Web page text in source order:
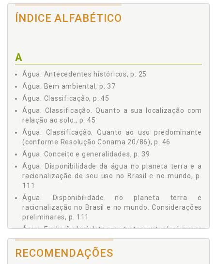
4 POLUIÇÃO DAS ÁGUAS, p. 53
4.1 Tipos de poluição, p. 56
5 RESPONSABILIDADE CIVIL AMBIENTAL, p. 65
6 EVOLUÇÃO LEGISLATIVA NO TRATAMENTO DA ÁGUA, p. 75
7 POLÍTICA NACIONAL DE RECURSOS HÍDRICOS - LEI
9.433/97, p. 87
7.1 Considerações preliminares, p. 87
7.2 Discussões que antecederam a Lei 9.433/97, p. 89
8 A INCONSTITUCIONALIDADE DO ART. 1º, INC. I, DA LEI
9.433/97, p. 95
8.1 Considerações preliminares, p. 95
8.2 Conceito e classificação de bem e domínio, p. 100
9 DISPONIBILIDADE DA ÁGUA NO PLANETA TERRA E
RACIONALIZAÇÃO DE SEU USO NO BRASIL E NO MUNDO, p.
111
9.1 Considerações preliminares, p. 111
9.2 Onde está a água no Brasil, p. 113
10 PREVISÕES CATASTRÓFICAS - ANALISANDO OS DADOS,
p. 117
11 SOLUÇÕES TÉCNICAS ENCONTRADAS NO BRASIL E NO
MUNDO PARA CONTER A ESCASSEZ DE ÁGUA DOCE, p. 125
ÍNDICE ALFABÉTICO
A
Água. Antecedentes históricos, p. 25
Água. Bem ambiental, p. 37
Água. Classificação, p. 45
Água. Classificação. Quanto a sua localização com
relação ao solo., p. 45
Água. Classificação. Quanto ao uso predominante
(conforme Resolução Conama 20/86), p. 46
Água. Conceito e generalidades, p. 39
Água. Disponibilidade da água no planeta terra e a
racionalização de seu uso no Brasil e no mundo, p.
111
Água. Disponibilidade no planeta terra e
racionalização no Brasil e no mundo. Considerações
preliminares, p. 111
Água. Evolução legislativa no tratamento da água, p.
75
Água. Formação da água no Planeta Terra, p. 23
RECOMENDAÇÕES